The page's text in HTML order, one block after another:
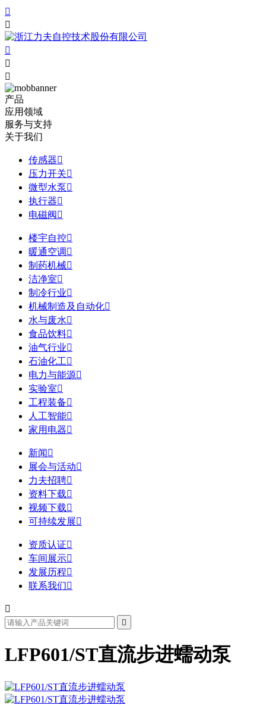





产品
应用领域
服务与支持
关于我们
传感器
压力开关
微型水泵
执行器
电磁阀 
楼宇自控
暖通空调 
制药机械
洁净室
制冷行业
机械制造及自动化
水与废水
食品饮料
油气行业
石油化工
电力与能源
实验室
工程装备
人工智能
家用电器
新闻 
展会与活动
力夫招聘
资料下载
视频下载
可持续发展
资质认证
车间展示
发展历程
联系我们


LFP601/ST直流步进蠕动泵